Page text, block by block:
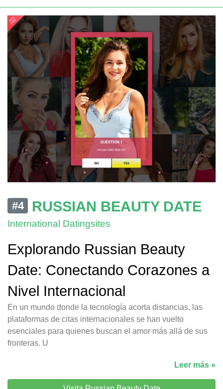
#4 RUSSIAN BEAUTY DATE
International Datingsites
Explorando Russian Beauty
Date: Conectando Corazones a
Nivel Internacional
En un mundo donde la tecnología acorta distancias, las
plataformas de citas internacionales se han vuelto
esenciales para quienes buscan el amor más allá de sus
fronteras. U
Leer más »